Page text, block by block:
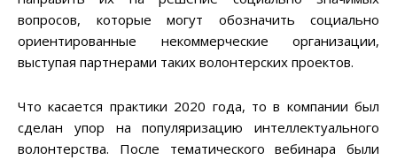
вопросов, которые могут обозначить социально
ориентированные некоммерческие организации,
выступая партнерами таких волонтерских проектов.
Что касается практики 2020 года, то в компании был
сделан упор на популяризацию интеллектуального
волонтерства. После тематического вебинара были